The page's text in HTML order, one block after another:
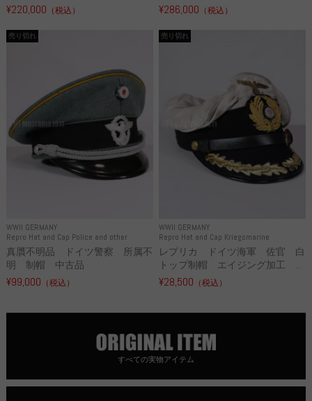
¥220,000 （税込） ¥286,000 （税込）
WWII GERMANY
Repro Hat and Cap Police and other
売り切れ
真贋不明品 ドイツ警察 所属不
明 制帽 中古品
¥99,000 （税込）
WWII GERMANY
Repro Hat and Cap Kriegsmarine
売り切れ
レプリカ ドイツ海軍 佐官 白
トップ制帽 エイジング加工 ...
¥28,500 （税込）
すべての実物アイテム